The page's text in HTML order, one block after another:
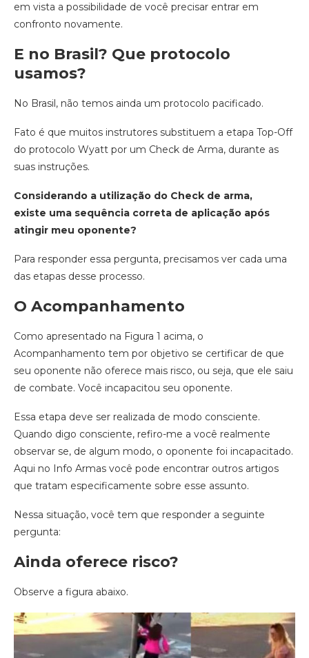
em vista a possibilidade de você precisar entrar em
confronto novamente.
E no Brasil? Que protocolo
usamos?
No Brasil, não temos ainda um protocolo pacificado.
Fato é que muitos instrutores substituem a etapa Top-Off
do protocolo Wyatt por um Check de Arma, durante as
suas instruções.
Considerando a utilização do Check de arma,
existe uma sequência correta de aplicação após
atingir meu oponente?
Para responder essa pergunta, precisamos ver cada uma
das etapas desse processo.
O Acompanhamento
Como apresentado na Figura 1 acima, o
Acompanhamento tem por objetivo se certificar de que
seu oponente não oferece mais risco, ou seja, que ele saiu
de combate. Você incapacitou seu oponente.
Essa etapa deve ser realizada de modo ​consciente​.
Quando digo consciente, refiro-me a você realmente
observar se, de algum modo, o oponente foi incapacitado.
Aqui no Info Armas você pode encontrar outros artigos
que tratam especificamente sobre esse assunto.
Nessa situação, você tem que responder a seguinte
pergunta:
Ainda oferece risco?
Observe a figura abaixo.